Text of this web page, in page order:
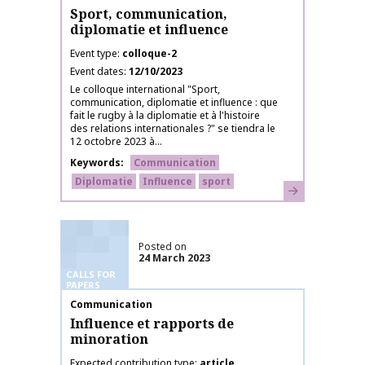
Sport, communication,
diplomatie et influence
Event type colloque-2
Event dates 12/10/2023
Le colloque international "Sport,
communication, diplomatie et influence : que
fait le rugby à la diplomatie et à l'histoire
des relations internationales ?" se tiendra le
12 octobre 2023 à...
Keywords
Communication
Diplomatie
Influence sport Learn more
CALLS FOR
PAPERS
Posted on
24 March 2023
Publication name
Communication
Influence et rapports de
minoration